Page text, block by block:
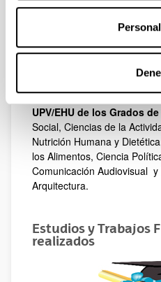
monitoras deportivas
Cursos de nutrición en
espacios públicos para
Han participado en el
UPV/EHU de los Grados de
Social, Ciencias de la
Nutrición Humana y
los Alimentos, Ciencia
Comunicación Audiovisual
Arquitectura.
Estudios y Trabajos
realizados